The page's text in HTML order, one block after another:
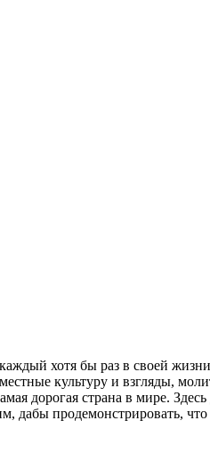
хотя бы раз в своей
культуру и взгляды,
дорогая страна в мире. Здесь
дабы продемонстрировать,